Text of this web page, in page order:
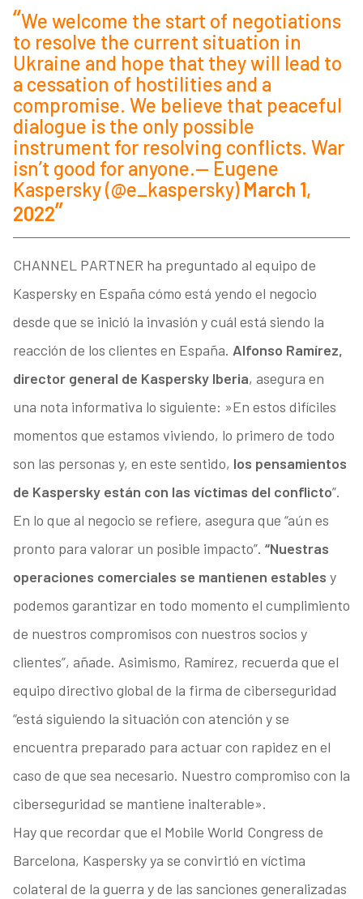
We welcome the start of negotiations
to resolve the current situation in
Ukraine and hope that they will lead to
a cessation of hostilities and a
compromise. We believe that peaceful
dialogue is the only possible
instrument for resolving conflicts. War
isn’t good for anyone.— Eugene
Kaspersky (@e_kaspersky) March 1,
2022
CHANNEL PARTNER ha preguntado al equipo de
Kaspersky en España cómo está yendo el negocio
desde que se inició la invasión y cuál está siendo la
reacción de los clientes en España. Alfonso Ramírez,
director general de Kaspersky Iberia, asegura en
una nota informativa lo siguiente: »En estos difíciles
momentos que estamos viviendo, lo primero de todo
son las personas y, en este sentido, los pensamientos
de Kaspersky están con las víctimas del conflicto”.
En lo que al negocio se refiere, asegura que “aún es
pronto para valorar un posible impacto”. “Nuestras
operaciones comerciales se mantienen estables y
podemos garantizar en todo momento el cumplimiento
de nuestros compromisos con nuestros socios y
clientes”, añade. Asimismo, Ramírez, recuerda que el
equipo directivo global de la firma de ciberseguridad
“está siguiendo la situación con atención y se
encuentra preparado para actuar con rapidez en el
caso de que sea necesario. Nuestro compromiso con la
ciberseguridad se mantiene inalterable».
Hay que recordar que el Mobile World Congress de
Barcelona, Kaspersky ya se convirtió en víctima
colateral de la guerra y de las sanciones generalizadas